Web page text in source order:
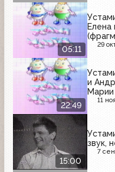
05:11
Елена
29
22:49
и
11
15:00
звук,
7